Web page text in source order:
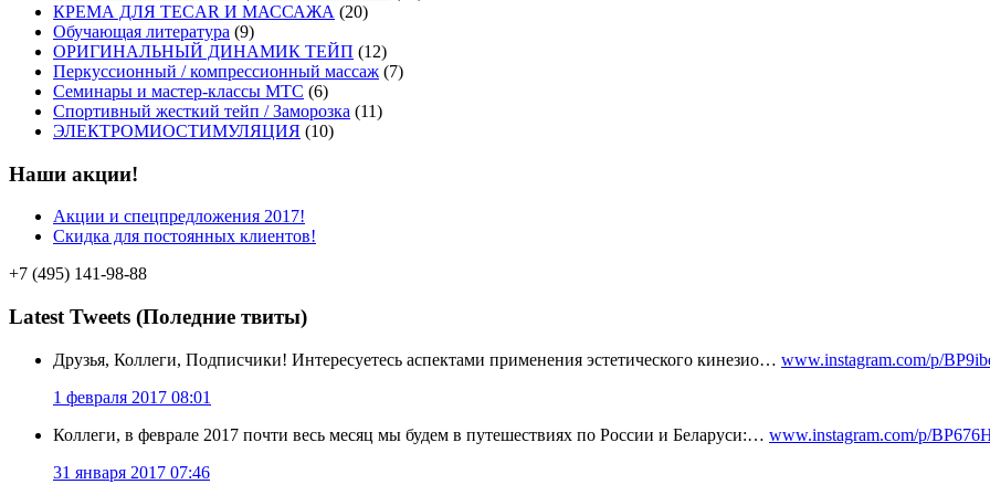
КРЕМА ДЛЯ TECAR И МАССАЖА (20)
Обучающая литература (9)
ОРИГИНАЛЬНЫЙ ДИНАМИК ТЕЙП (12)
Перкуссионный / компрессионный массаж (7)
Семинары и мастер-классы MTC (6)
Спортивный жесткий тейп / Заморозка (11)
ЭЛЕКТРОМИОСТИМУЛЯЦИЯ (10)
Наши акции!
Акции и спецпредложения 2017!
Скидка для постоянных клиентов!
+7 (495) 141-98-88
Latest Tweets (Поледние твиты)
Друзья, Коллеги, Подписчики! Интересуетесь аспектами применения эстетического кинезио… www.instagram.com/p/
1 февраля 2017 08:01
Коллеги, в феврале 2017 почти весь месяц мы будем в путешествиях по России и Беларуси:… www.instagram.com/p/
31 января 2017 07:46